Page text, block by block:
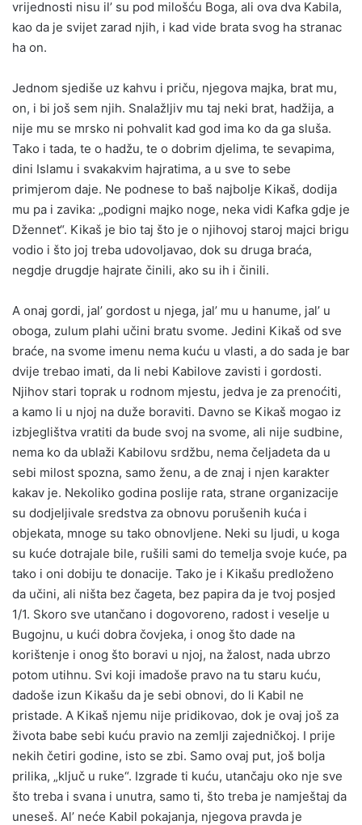
vrijednosti nisu il’ su pod milošću Boga, ali ova dva Kabila,
kao da je svijet zarad njih, i kad vide brata svog ha stranac
ha on.
Jednom sjediše uz kahvu i priču, njegova majka, brat mu,
on, i bi još sem njih. Snalažljiv mu taj neki brat, hadžija, a
nije mu se mrsko ni pohvalit kad god ima ko da ga sluša.
Tako i tada, te o hadžu, te o dobrim djelima, te sevapima,
dini Islamu i svakakvim hajratima, a u sve to sebe
primjerom daje. Ne podnese to baš najbolje Kikaš, dodija
mu pa i zavika: „podigni majko noge, neka vidi Kafka gdje je
Džennet“. Kikaš je bio taj što je o njihovoj staroj majci brigu
vodio i što joj treba udovoljavao, dok su druga braća,
negdje drugdje hajrate činili, ako su ih i činili.
A onaj gordi, jal’ gordost u njega, jal’ mu u hanume, jal’ u
oboga, zulum plahi učini bratu svome. Jedini Kikaš od sve
braće, na svome imenu nema kuću u vlasti, a do sada je bar
dvije trebao imati, da li nebi Kabilove zavisti i gordosti.
Njihov stari toprak u rodnom mjestu, jedva je za prenoćiti,
a kamo li u njoj na duže boraviti. Davno se Kikaš mogao iz
izbjeglištva vratiti da bude svoj na svome, ali nije sudbine,
nema ko da ublaži Kabilovu srdžbu, nema čeljadeta da u
sebi milost spozna, samo ženu, a de znaj i njen karakter
kakav je. Nekoliko godina poslije rata, strane organizacije
su dodjeljivale sredstva za obnovu porušenih kuća i
objekata, mnoge su tako obnovljene. Neki su ljudi, u koga
su kuće dotrajale bile, rušili sami do temelja svoje kuće, pa
tako i oni dobiju te donacije. Tako je i Kikašu predloženo
da učini, ali ništa bez čageta, bez papira da je tvoj posjed
1/1. Skoro sve utančano i dogovoreno, radost i veselje u
Bugojnu, u kući dobra čovjeka, i onog što dade na
korištenje i onog što boravi u njoj, na žalost, nada ubrzo
potom utihnu. Svi koji imadoše pravo na tu staru kuću,
dadoše izun Kikašu da je sebi obnovi, do li Kabil ne
pristade. A Kikaš njemu nije pridikovao, dok je ovaj još za
života babe sebi kuću pravio na zemlji zajedničkoj. I prije
nekih četiri godine, isto se zbi. Samo ovaj put, još bolja
prilika, „ključ u ruke“. Izgrade ti kuću, utančaju oko nje sve
što treba i svana i unutra, samo ti, što treba je namještaj da
uneseš. Al’ neće Kabil pokajanja, njegova pravda je